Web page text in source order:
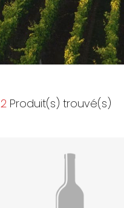
2 Produit(s) trouvé(s)